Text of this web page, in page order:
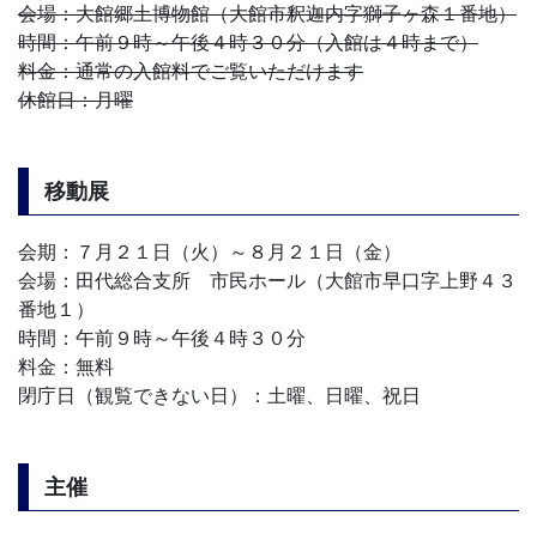
会場：大館郷土博物館（大館市釈迦内字獅子ヶ森１番地）
時間：午前９時～午後４時３０分（入館は４時まで）
料金：通常の入館料でご覧いただけます
休館日：月曜
移動展
会期：７月２１日（火）～８月２１日（金）
会場：田代総合支所 市民ホール（大館市早口字上野４３
番地１）
時間：午前９時～午後４時３０分
料金：無料
閉庁日（観覧できない日）：土曜、日曜、祝日
主催